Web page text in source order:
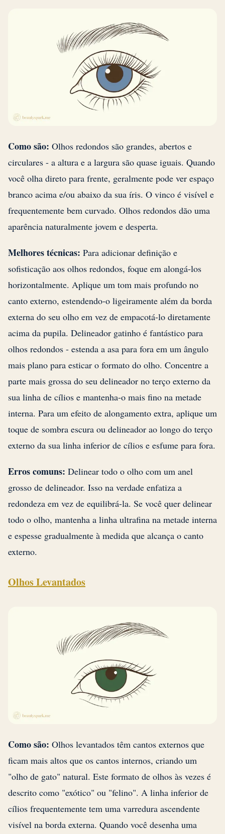
Como são: Olhos redondos são grandes, abertos e
circulares - a altura e a largura são quase iguais. Quando
você olha direto para frente, geralmente pode ver espaço
branco acima e/ou abaixo da sua íris. O vinco é visível e
frequentemente bem curvado. Olhos redondos dão uma
aparência naturalmente jovem e desperta.
Melhores técnicas: Para adicionar definição e
sofisticação aos olhos redondos, foque em alongá-los
horizontalmente. Aplique um tom mais profundo no
canto externo, estendendo-o ligeiramente além da borda
externa do seu olho em vez de empacotá-lo diretamente
acima da pupila. Delineador gatinho é fantástico para
olhos redondos - estenda a asa para fora em um ângulo
mais plano para esticar o formato do olho. Concentre a
parte mais grossa do seu delineador no terço externo da
sua linha de cílios e mantenha-o mais fino na metade
interna. Para um efeito de alongamento extra, aplique um
toque de sombra escura ou delineador ao longo do terço
externo da sua linha inferior de cílios e esfume para fora.
Erros comuns: Delinear todo o olho com um anel
grosso de delineador. Isso na verdade enfatiza a
redondeza em vez de equilibrá-la. Se você quer delinear
todo o olho, mantenha a linha ultrafina na metade interna
e espesse gradualmente à medida que alcança o canto
externo.
Olhos Levantados
Como são: Olhos levantados têm cantos externos que
ficam mais altos que os cantos internos, criando um
"olho de gato" natural. Este formato de olhos às vezes é
descrito como "exótico" ou "felino". A linha inferior de
cílios frequentemente tem uma varredura ascendente
visível na borda externa. Quando você desenha uma